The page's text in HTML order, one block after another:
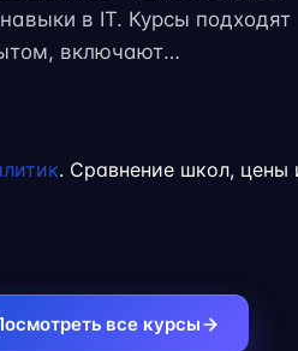
в IT. Курсы подходят
включают
и консультации
совмещать
. Сравнение школ, цены
все курсы